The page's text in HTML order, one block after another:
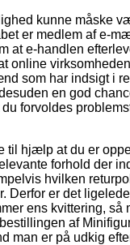
kunne måske
er medlem af e-
at e-handlen
online
som har indsigt i
en god
forvoldes
til hjælp at du er
forhold der
hvilken
Derfor er det
ens kvittering, så
af
man er på udkig